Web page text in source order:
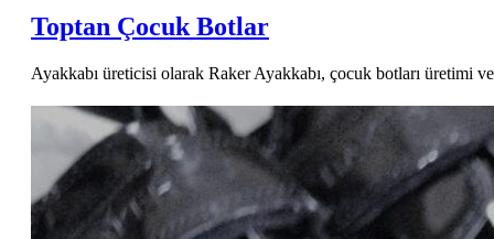
Toptan Çocuk Botlar
Ayakkabı üreticisi olarak Raker Ayakkabı, çocuk botları üretimi